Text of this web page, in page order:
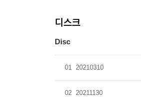
디스크
Disc
01 20210310
02 20211130